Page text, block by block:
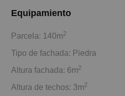
Equipamiento
Parcela: 140m2
Tipo de fachada: Piedra
Altura fachada: 6m2
Altura de techos: 3m2